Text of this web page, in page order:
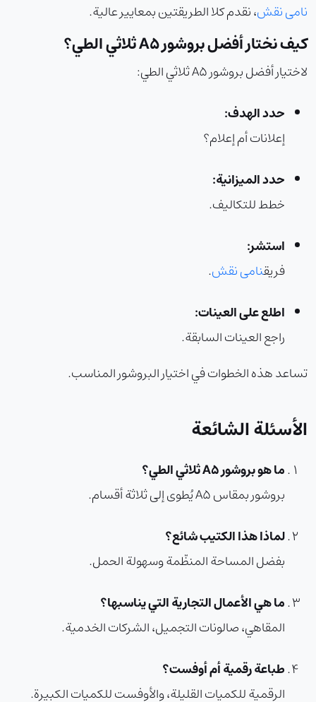
نامی نقش، نقدم كلا الطريقتين بمعايير عالية.
كيف نختار أفضل بروشور A5 ثلاثي الطي؟
لاختيار أفضل بروشور A5 ثلاثي الطي:
حدد الهدف:
إعلانات أم إعلام؟
حدد الميزانية:
خطط للتكاليف.
استشر:
فريقنامی نقش.
اطلع على العينات:
راجع العينات السابقة.
تساعد هذه الخطوات في اختيار البروشور المناسب.
الأسئلة الشائعة
ما هو بروشور A5 ثلاثي الطي؟
بروشور بمقاس A5 يُطوى إلى ثلاثة أقسام.
لماذا هذا الكتيب شائع؟
بفضل المساحة المنظّمة وسهولة الحمل.
ما هي الأعمال التجارية التي يناسبها؟
المقاهي، صالونات التجميل، الشركات الخدمية.
طباعة رقمية أم أوفست؟
الرقمية للكميات القليلة، والأوفست للكميات الكبيرة.